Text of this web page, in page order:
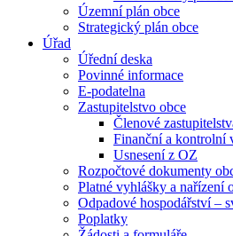
Územní plán obce
Strategický plán obce
Úřad
Úřední deska
Povinné informace
E-podatelna
Zastupitelstvo obce
Členové
Finanční a kontrolní
Usnesení z OZ
Rozpočtové dokumenty
Platné vyhlášky a nařízení
Odpadové hospodářství –
Poplatky